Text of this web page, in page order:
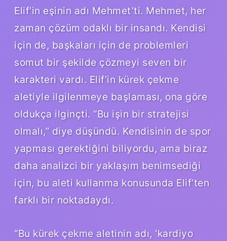
Elif’in eşinin adı Mehmet’ti. Mehmet, her
zaman çözüm odaklı bir insandı. Kendisi
için de, başkaları için de problemleri
somut bir şekilde çözmeyi seven bir
karakteri vardı. Elif’in kürek çekme
aletiyle ilgilenmeye başlaması, ona göre
oldukça ilginçti. “Bu işin bir stratejisi
olmalı,” diye düşündü. Kendisinin de spor
yapması gerektiğini biliyordu, ama biraz
daha analizci bir yaklaşım benimsediği
için, bu aleti kullanma konusunda Elif’ten
farklı bir noktadaydı.
“Bu kürek çekme aletinin adı, ‘kardiyo